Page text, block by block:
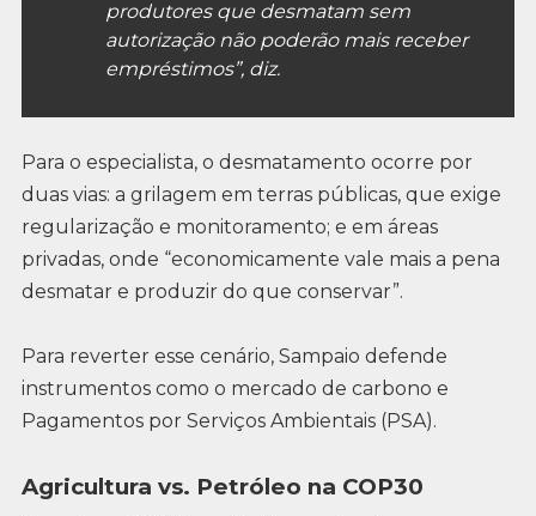
produtores que desmatam sem
autorização não poderão mais receber
empréstimos”, diz.
Para o especialista, o desmatamento ocorre por
duas vias: a grilagem em terras públicas, que exige
regularização e monitoramento; e em áreas
privadas, onde “economicamente vale mais a pena
desmatar e produzir do que conservar”.
Para reverter esse cenário, Sampaio defende
instrumentos como o mercado de carbono e
Pagamentos por Serviços Ambientais (PSA).
Agricultura vs. Petróleo na COP30